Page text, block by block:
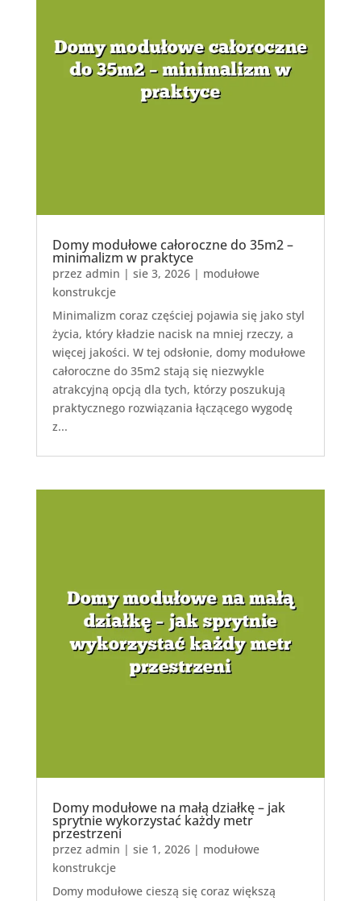
Domy modułowe całoroczne do 35m2 –
minimalizm w praktyce
przez admin | sie 3, 2026| modułowe
konstrukcje
Minimalizm coraz częściej pojawia się jako styl
życia, który kładzie nacisk na mniej rzeczy, a
więcej jakości. W tej odsłonie, domy modułowe
całoroczne do 35m2 stają się niezwykle
atrakcyjną opcją dla tych, którzy poszukują
praktycznego rozwiązania łączącego wygodę
z...
Domy modułowe na małą działkę – jak
sprytnie wykorzystać każdy metr
przestrzeni
przez admin | sie 1, 2026| modułowe
konstrukcje
Domy modułowe cieszą się coraz większą